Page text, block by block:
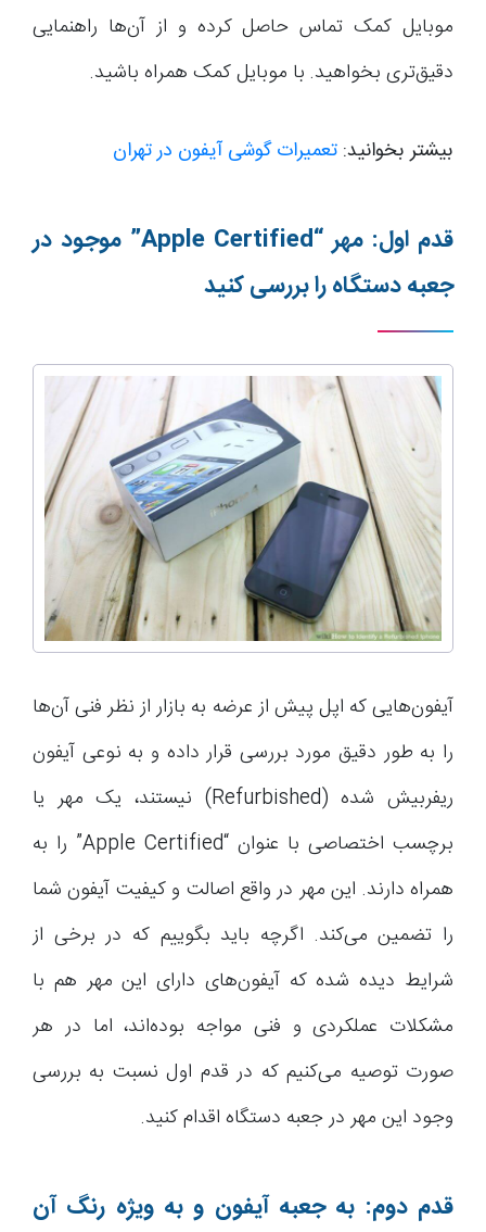
موبایل کمک تماس حاصل کرده و از آن‌ها راهنمایی
دقیق‌تری بخواهید. با موبایل کمک همراه باشید.
بیشتر بخوانید: تعمیرات گوشی آیفون در تهران
قدم اول: مهر “Apple Certified” موجود در
جعبه دستگاه را بررسی کنید
آیفون‌هایی که اپل پیش از عرضه به بازار از نظر فنی آن‌ها
را به طور دقیق مورد بررسی قرار داده و به نوعی آیفون
ریفربیش شده (Refurbished) نیستند، یک مهر یا
برچسب اختصاصی با عنوان “Apple Certified” را به
همراه دارند. این مهر در واقع اصالت و کیفیت آیفون شما
را تضمین می‌کند. اگرچه باید بگوییم که در برخی از
شرایط دیده شده که آیفون‌های دارای این مهر هم با
مشکلات عملکردی و فنی مواجه بوده‌اند، اما در هر
صورت توصیه می‌کنیم که در قدم اول نسبت به بررسی
وجود این مهر در جعبه دستگاه اقدام کنید.
قدم دوم: به جعبه آیفون و به ویژه رنگ آن